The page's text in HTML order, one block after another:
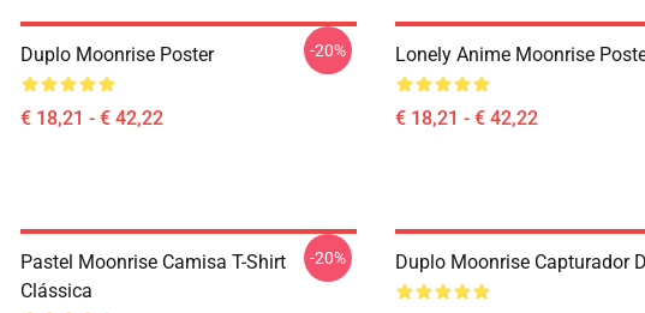
Duplo Moonrise Poster
€ 18,21 - € 42,22
-20% Lonely Anime Moonrise
€ 18,21 - € 42,22
Pastel Moonrise Camisa T-Shirt
Clássica
-20% Duplo Moonrise Capturador